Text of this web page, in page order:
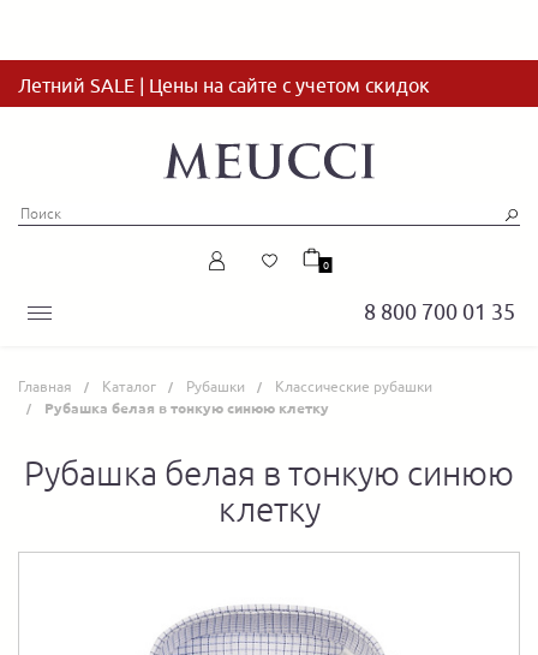
Летний SALE | Цены на сайте с учетом скидок
8 800 700 01 35
0
Главная Каталог Рубашки Классические рубашки
Рубашка белая в тонкую синюю клетку
Рубашка белая в тонкую синюю
клетку